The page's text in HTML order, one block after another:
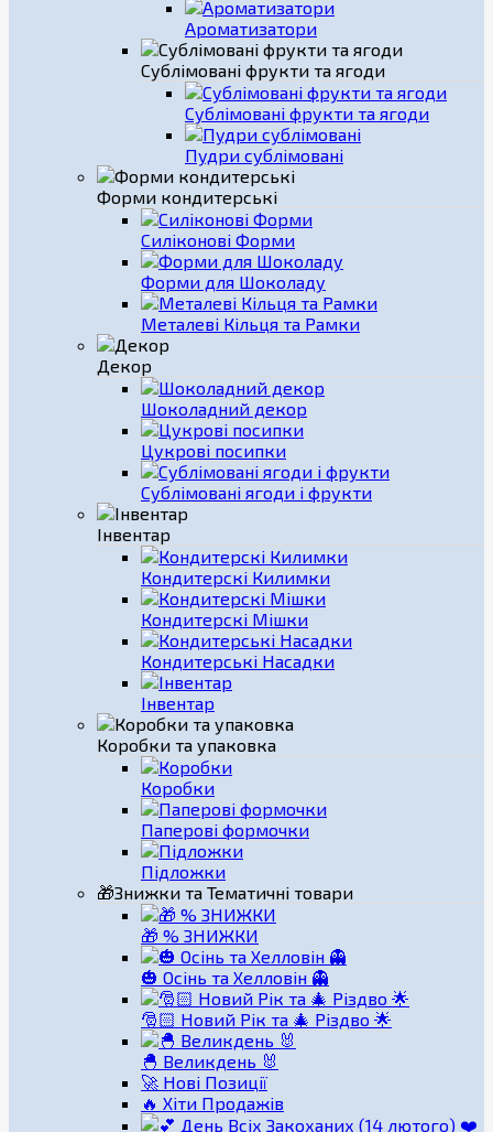
Ароматизатори
Сублімовані фрукти та ягоди
Сублімовані фрукти та ягоди
Пудри сублімовані
Форми кондитерські
Силіконові Форми
Форми для Шоколаду
Металеві Кільця та Рамки
Декор
Шоколадний декор
Цукрові посипки
Сублімовані ягоди і фрукти
Інвентар
Кондитерскі Килимки
Кондитерскі Мішки
Кондитерські Насадки
Інвентар
Коробки та упаковка
Коробки
Паперові формочки
Підложки
🎁Знижки та Тематичні товари
🎁 % ЗНИЖКИ
🎃 Осінь та Хелловін 👻
🎅🏻 Новий Рік та 🎄 Різдво 🌟
🐣 Великдень 🐰
🚀 Нові Позиції
🔥 Хіти Продажів